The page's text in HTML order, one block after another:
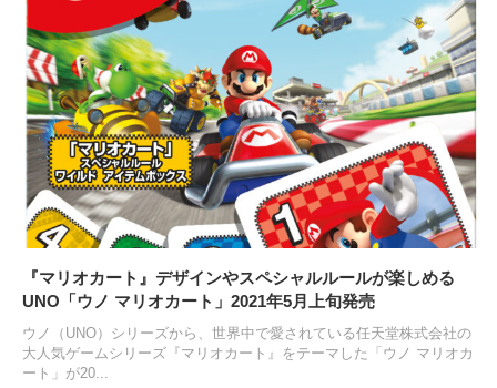
『マリオカート』デザインやスペシャルルールが楽しめる
UNO「ウノ マリオカート」2021年5月上旬発売
ウノ（UNO）シリーズから、世界中で愛されている任天堂株式会社の
大人気ゲームシリーズ『マリオカート』をテーマした「ウノ マリオカ
ート」が20...